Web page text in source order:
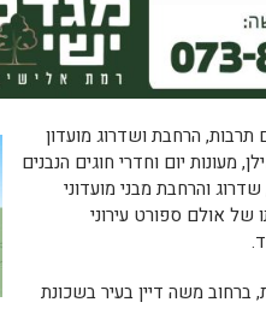
הרחבת ושדרוג מועדון
מעונות יום וחדרי חוגים הנבנים
והרחבת מבני מועדוני
של אולם ספורט עירוני
משה דיין בעיר בשכונת